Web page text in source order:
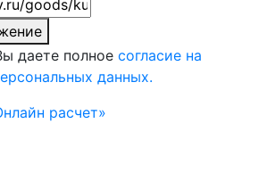
даете полное согласие на
данных.
расчет»